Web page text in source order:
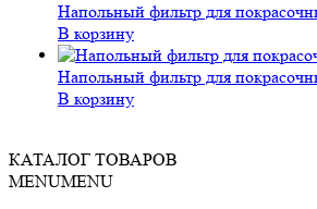
Напольный фильтр для
В корзину
Напольный фильтр для
В корзину
КАТАЛОГ ТОВАРОВ
MENUMENU